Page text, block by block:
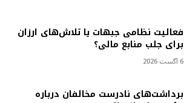
فعالیت نظامی جبهات یا تلاش‌های ارزان
برای جلب منابع مالی؟
6 آگست 2026
برداشت‌های نادرست مخالفان درباره